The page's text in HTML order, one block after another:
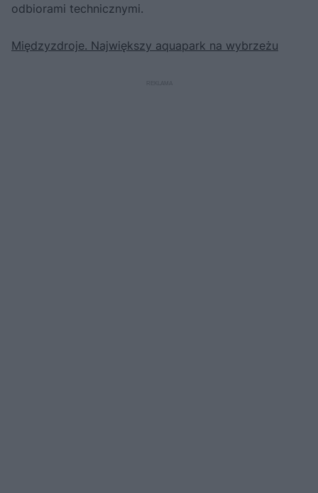
odbiorami technicznymi.
Międzyzdroje. Największy aquapark na wybrzeżu